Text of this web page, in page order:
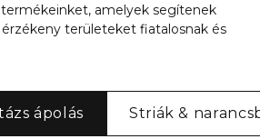
termékeinket, amelyek segítenek
területeket fiatalosnak és
ápolás Striák &